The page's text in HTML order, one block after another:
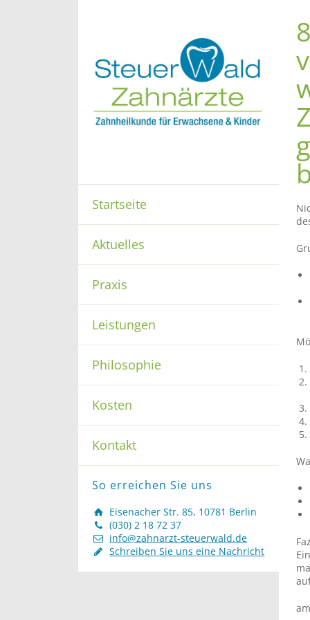
Startseite
Aktuelles
Praxis
Leistungen
Philosophie
Kosten
Kontakt
So erreichen Sie uns
Eisenacher Str. 85, 10781 Berlin
(030) 2 18 72 37
info@zahnarzt-steuerwald.de
Schreiben Sie uns eine Nachricht